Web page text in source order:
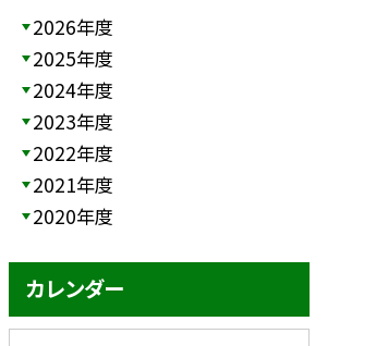
2026年度
2025年度
2024年度
2023年度
2022年度
2021年度
2020年度
カレンダー